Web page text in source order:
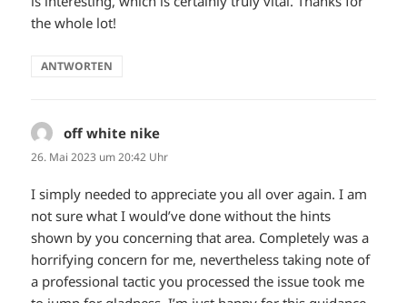
the whole lot!
ANTWORTEN
off white nike
26. Mai 2023 um 20:42 Uhr
I simply needed to appreciate you all over again. I am
not sure what I would’ve done without the hints
shown by you concerning that area. Completely was a
horrifying concern for me, nevertheless taking note of
a professional tactic you processed the issue took me